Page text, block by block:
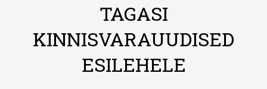
TAGASI
KINNISVARAUUDISED
ESILEHELE